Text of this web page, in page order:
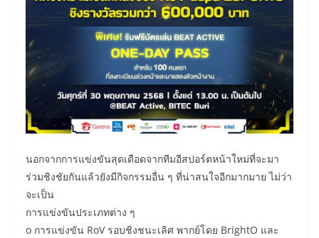
นอกจากการแข่งขันสุดเดือดจากทีมอีสปอร์ตหน้าใหม่ที่จะมา
ร่วมชิงชัยกันแล้วยังมีกิจกรรมอื่น ๆ ที่น่าสนใจอีกมากมาย ไม่ว่า
จะเป็น
การแข่งขันประเภทต่าง ๆ
o การแข่งขัน RoV รอบชิงชนะเลิศ พากย์โดย BrightO และ